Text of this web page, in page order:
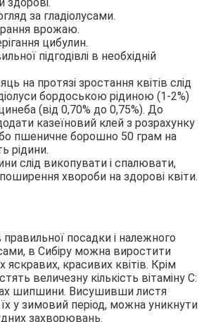
за гладіолусами.
врожаю.
цибулин.
підгодівлі в необхідній
на протязі зростання квітів слід
бордоською рідиною (1-2%)
(від 0,70% до 0,75%). До
казеїновий клей з розрахунку
пшеничне борошно 50 грам на
рідини.
слід викопувати і спалювати,
хвороби на здорові квіти.
посадки і належного
в Сибіру можна виростити
красивих квітів. Крім
величезну кількість вітаміну С:
шипшини. Висушивши листя
у зимовий період, можна уникнути
захворювань.